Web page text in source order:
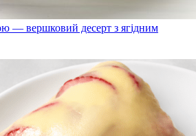
— вершковий десерт з ягідним